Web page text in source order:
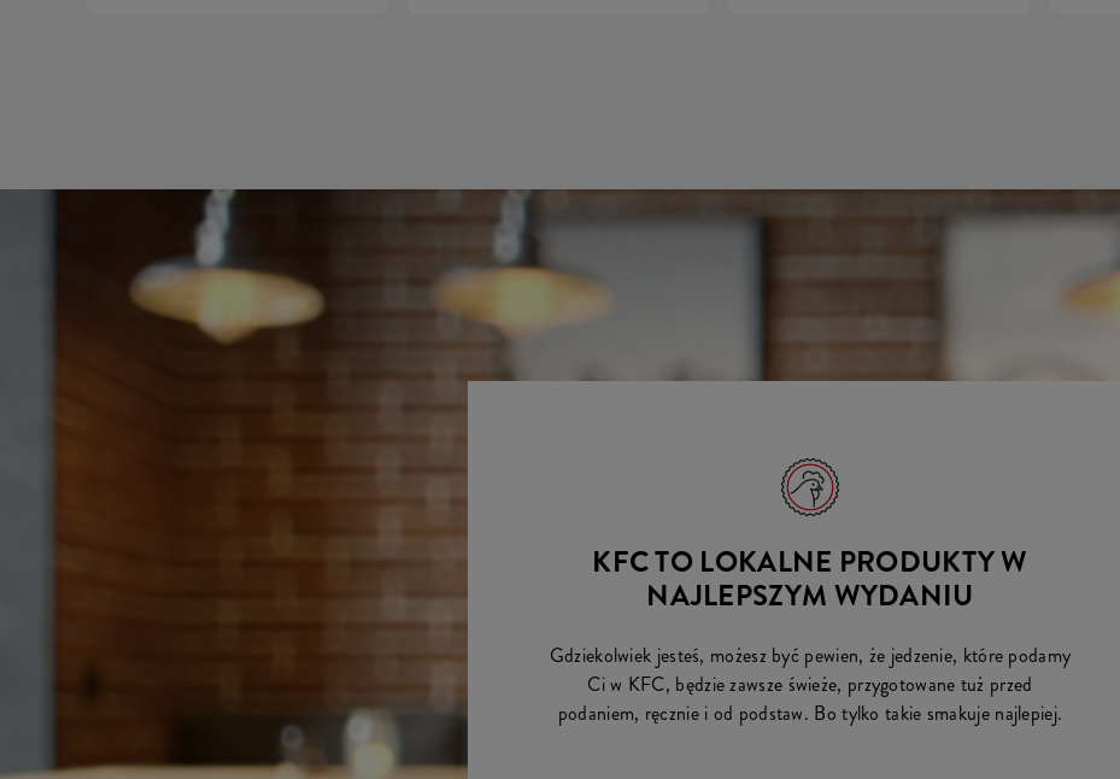
KFC TO LOKALNE PRODUKTY W
NAJLEPSZYM WYDANIU
Gdziekolwiek jesteś, możesz być pewien, że jedzenie, które podamy
Ci w KFC, będzie zawsze świeże, przygotowane tuż przed
podaniem, ręcznie i od podstaw. Bo tylko takie smakuje najlepiej.